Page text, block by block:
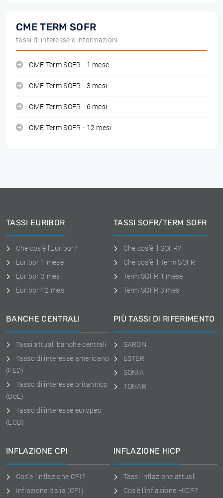
CME TERM SOFR
tassi di interesse e informazioni
CME Term SOFR - 1 mese
CME Term SOFR - 3 mesi
CME Term SOFR - 6 mesi
CME Term SOFR - 12 mesi
TASSI EURIBOR
Che cos'è l'Euribor?
Euribor 1 mese
Euribor 3 mesi
Euribor 12 mesi
TASSI SOFR/TERM SOFR
Che cos'è il SOFR?
Che cos'è il Term SOFR
Term SOFR 1 mese
Term SOFR 3 mesi
BANCHE CENTRALI
Tassi attuali banche centrali
Tasso di interesse americano
(FED)
Tasso di interesse britannico
(BoE)
Tasso di interesse europeo
(ECB)
PIÙ TASSI DI RIFERIMENTO
SARON
ESTER
SONIA
TONAR
INFLAZIONE CPI
Cos'è l'inflazione CPI?
Inflazione Italia (CPI)
INFLAZIONE HICP
Tassi inflazione attuali
Cos'è l'inflazione HICP?